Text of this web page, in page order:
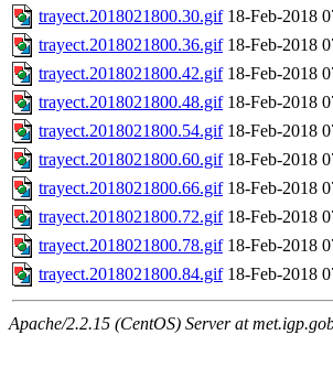
trayect.2018021800.30.gif 18-Feb-2018
trayect.2018021800.36.gif 18-Feb-2018
trayect.2018021800.42.gif 18-Feb-2018
trayect.2018021800.48.gif 18-Feb-2018
trayect.2018021800.54.gif 18-Feb-2018
trayect.2018021800.60.gif 18-Feb-2018
trayect.2018021800.66.gif 18-Feb-2018
trayect.2018021800.72.gif 18-Feb-2018
trayect.2018021800.78.gif 18-Feb-2018
trayect.2018021800.84.gif 18-Feb-2018
Apache/2.2.15 (CentOS) Server at